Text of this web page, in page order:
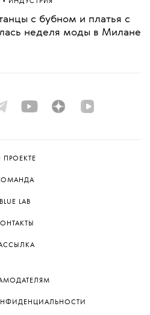
ИНДУСТРИЯ
с бубном и платья с
неделя моды в Милане
ПРОЕКТЕ
BLUE LAB